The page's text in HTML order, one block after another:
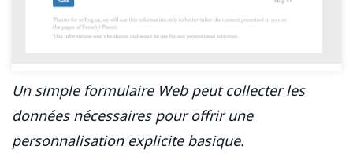
Un simple formulaire Web peut collecter les
données nécessaires pour offrir une
personnalisation explicite basique.